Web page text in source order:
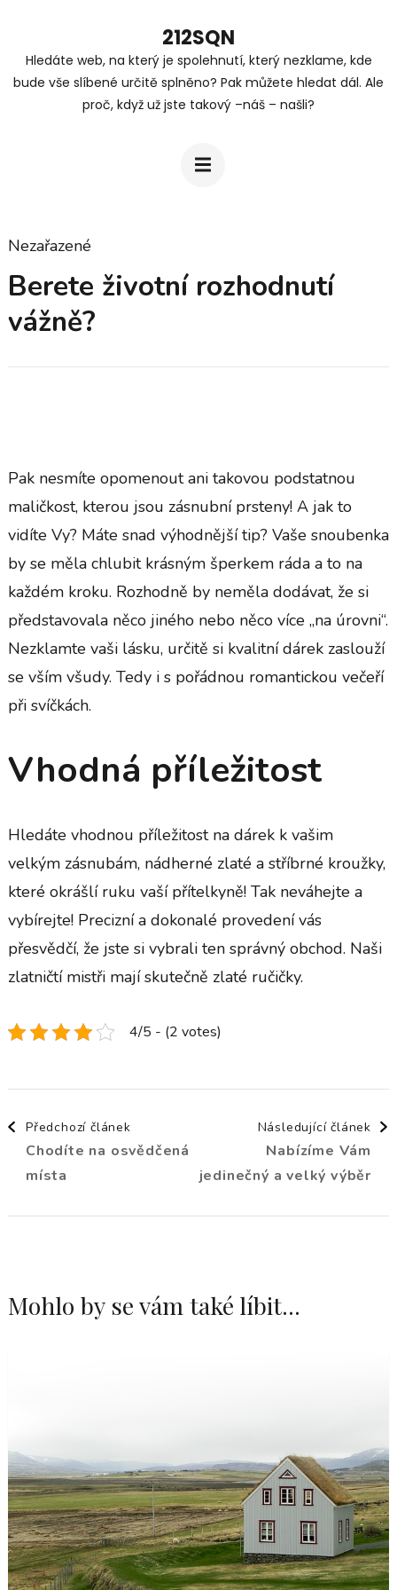
obsah
212SQN
Hledáte web, na který je spolehnutí, který nezklame, kde
bude vše slíbené určitě splněno? Pak můžete hledat dál. Ale
proč, když už jste takový –náš – našli?
Nezařazené
Berete životní rozhodnutí
vážně?
Pak nesmíte opomenout ani takovou podstatnou
maličkost, kterou jsou zásnubní prsteny! A jak to
vidíte Vy? Máte snad výhodnější tip? Vaše snoubenka
by se měla chlubit krásným šperkem ráda a to na
každém kroku. Rozhodně by neměla dodávat, že si
představovala něco jiného nebo něco více „na úrovni“.
Nezklamte vaši lásku, určitě si kvalitní dárek zaslouží
se vším všudy. Tedy i s pořádnou romantickou večeří
při svíčkách.
Vhodná příležitost
Hledáte vhodnou příležitost na dárek k vašim
velkým zásnubám, nádherné zlaté a stříbrné kroužky,
které okrášlí ruku vaší přítelkyně! Tak neváhejte a
vybírejte! Precizní a dokonalé provedení vás
přesvědčí, že jste si vybrali ten správný obchod. Naši
zlatničtí mistři mají skutečně zlaté ručičky.
4/5 - (2 votes)
Navigace
příspěvku
Předchozí článek
Chodíte na osvědčená
místa
Následující článek
Nabízíme Vám
jedinečný a velký výběr
Mohlo by se vám také líbit...